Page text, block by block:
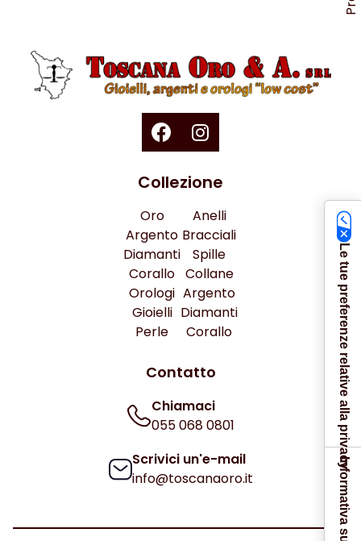
Collezione
Oro
Argento
Diamanti
Corallo
Orologi
Gioielli
Perle
Anelli
Bracciali
Spille
Collane
Argento
Diamanti
Corallo
Contatto
Chiamaci
055 068 0801
Scrivici un'e-mail
info@toscanaoro.it
Le tue preferenze relative alla privacy